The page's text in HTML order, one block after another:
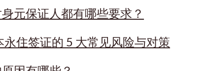
元保证人都有哪些要求？
永住签证的 5 大常见风险与对策